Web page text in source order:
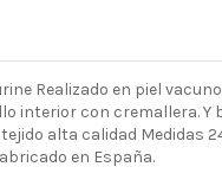
Realizado en piel
interior con cremallera.
alta calidad Medidas
en España.